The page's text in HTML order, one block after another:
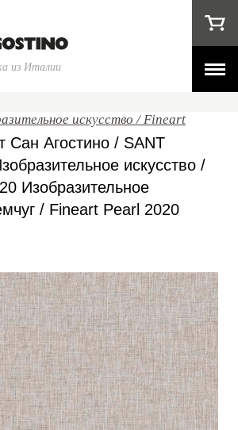
из Италии
искусство / Fineart
Сан Агостино / SANT
искусство /
Изобразительное
/ Fineart Pearl 2020